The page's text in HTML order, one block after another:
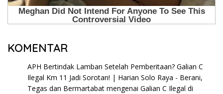
KOMENTAR
APH Bertindak Lamban Setelah Pemberitaan? Galian C
Ilegal Km 11 Jadi Sorotan! | Harian Solo Raya - Berani,
Tegas dan Bermartabat mengenai Galian C Ilegal di